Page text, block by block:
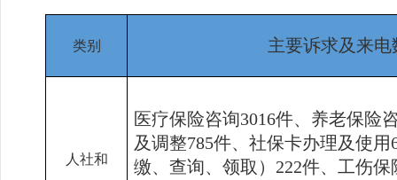
类别 主要诉求及来电
人社和
医疗保险咨询3016件、养老保险
及调整785件、社保卡办理及使用
缴、查询、领取） 222件、工伤保